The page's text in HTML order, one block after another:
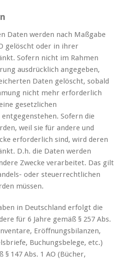
Daten werden nach Maßgabe
gelöscht oder in ihrer
Sofern nicht im Rahmen
ausdrücklich angegeben,
Daten gelöscht, sobald
nicht mehr erforderlich
gesetzlichen
Sofern die
weil sie für andere und
erforderlich sind, wird deren
D.h. die Daten werden
Zwecke verarbeitet. Das gilt
oder steuerrechtlichen
müssen.
in Deutschland erfolgt die
für 6 Jahre gemäß § 257 Abs.
Eröffnungsbilanzen,
Buchungsbelege, etc.)
§ 147 Abs. 1 AO (Bücher,